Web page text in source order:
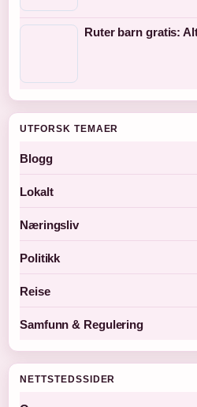
Ruter barn gratis:
UTFORSK TEMAER
Blogg
Lokalt
Næringsliv
Politikk
Reise
Samfunn & Regulering
NETTSTEDSSIDER